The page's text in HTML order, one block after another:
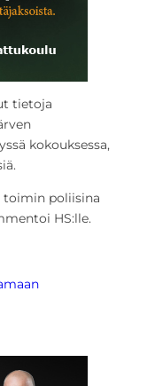
tietoja
kokouksessa,
toimin poliisina
HS:lle.